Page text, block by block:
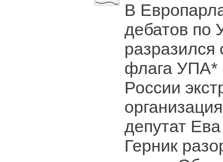
В
дебатов по
разразился
флага УПА*
России
депутат
Герник